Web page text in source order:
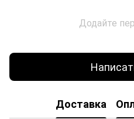
Додайте
Доставка